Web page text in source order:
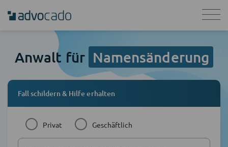
Anwalt für Namensänderung
Fall schildern & Hilfe erhalten
Privat Geschäftlich